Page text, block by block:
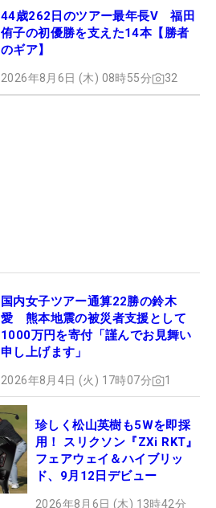
44歳262日のツアー最年長V 福田
侑子の初優勝を支えた14本【勝者
のギア】
2026年8月6日 (木) 08時55分 32
国内女子ツアー通算22勝の鈴木
愛 熊本地震の被災者支援として
1000万円を寄付「謹んでお見舞い
申し上げます」
2026年8月4日 (火) 17時07分 1
珍しく松山英樹も5Wを即採
用！ スリクソン『ZXi RKT』
フェアウェイ＆ハイブリッ
ド、9月12日デビュー
2026年8月6日 (木) 13時42分